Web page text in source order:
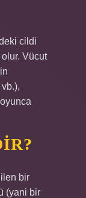
cildi
olur. Vücut
bir
(yani bir